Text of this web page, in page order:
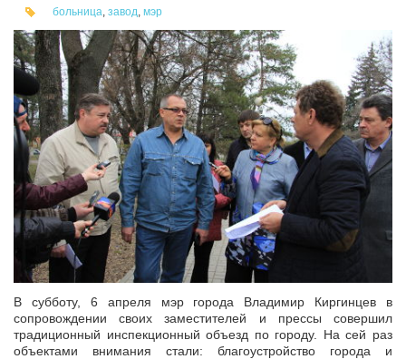
больница, завод, мэр
В субботу, 6 апреля мэр города Владимир Киргинцев в
сопровождении своих заместителей и прессы совершил
традиционный инспекционный объезд по городу. На сей раз
объектами внимания стали: благоустройство города и